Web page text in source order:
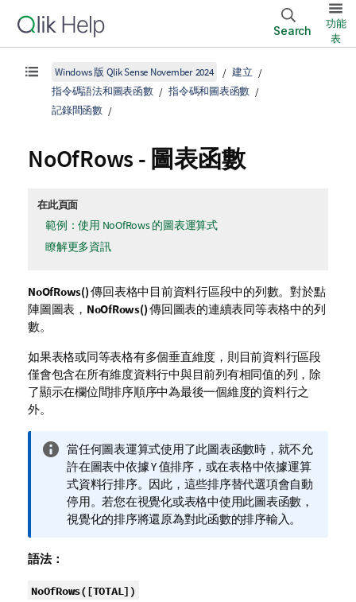
Search
功能
表
Windows 版 Qlik Sense November 2024
建立
指令碼語法和圖表函數
指令碼和圖表函數
記錄間函數
NoOfRows - 圖表函數
在此頁面
範例：使用 NoOfRows 的圖表運算式
瞭解更多資訊
NoOfRows()傳回表格中目前資料行區段中的列數。對於點
陣圖圖表， NoOfRows()傳回圖表的連續表同等表格中的列
數。
如果表格或同等表格有多個垂直維度，則目前資料行區段
僅會包含在所有維度資料行中與目前列有相同值的列，除
了顯示在欄位間排序順序中為最後一個維度的資料行之
外。
資
訊
備
註
當任何圖表運算式使用了此圖表函數時，就不允
許在圖表中依據 Y 值排序，或在表格中依據運算
式資料行排序。因此，這些排序替代選項會自動
停用。若您在視覺化或表格中使用此圖表函數，
視覺化的排序將還原為對此函數的排序輸入。
語法：
NoOfRows([TOTAL] )